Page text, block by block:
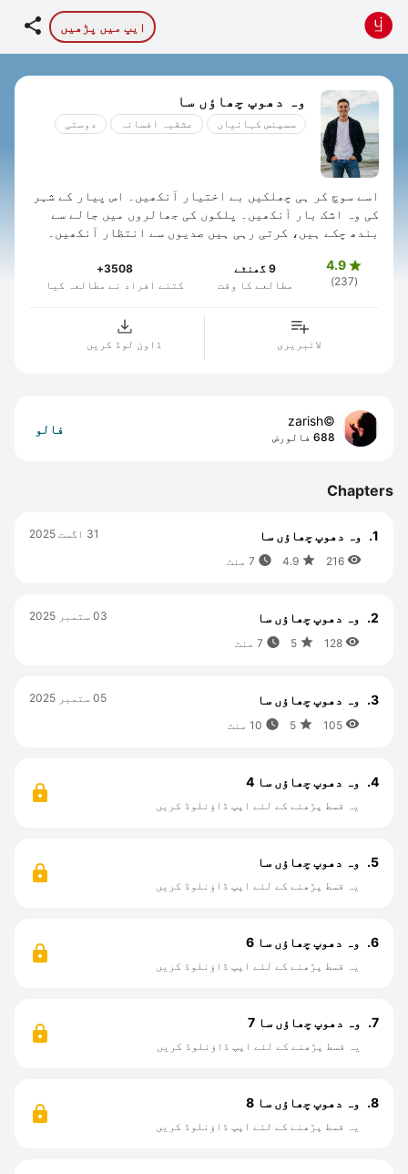
ایپ میں پڑھیں 
وہ دھوپ چھاؤں سا
سسپنس کہانیاں عشقیہ افسانہ دوستی
اسے سوچ کر ہی چھلکیں بے اختیار آنکھیں۔ اس پیار کے شہر
کی وہ اشک بار آنکھیں۔ پلکوں کی جھالروں میں جالے سے
بندھ چکے ہیں، کرتی رہی ہیں صدیوں سے انتظار آنکھیں۔

4.9
(237)
9 گھنٹے
مطالعے کا وقت
3508+
کتنے افراد نے مطالعہ کیا
لائبریری ڈاون لوڈ کریں
©zarish
688 فالورض
فالو
Chapters
1. وہ دھوپ چھاؤں سا



31 اگست 2025
2. وہ دھوپ چھاؤں سا



03 ستمبر 2025
3. وہ دھوپ چھاؤں سا



05 ستمبر 2025
4. وہ دھوپ چھاؤں سا 4
یہ قسط پڑھنے کے لئے اپپ ڈاؤنلوڈ کریں
5. وہ دھوپ چھاؤں سا
یہ قسط پڑھنے کے لئے اپپ ڈاؤنلوڈ کریں
6. وہ دھوپ چھاؤں سا 6
یہ قسط پڑھنے کے لئے اپپ ڈاؤنلوڈ کریں
7. وہ دھوپ چھاؤں سا 7
یہ قسط پڑھنے کے لئے اپپ ڈاؤنلوڈ کریں
8. وہ دھوپ چھاؤں سا 8
یہ قسط پڑھنے کے لئے اپپ ڈاؤنلوڈ کریں